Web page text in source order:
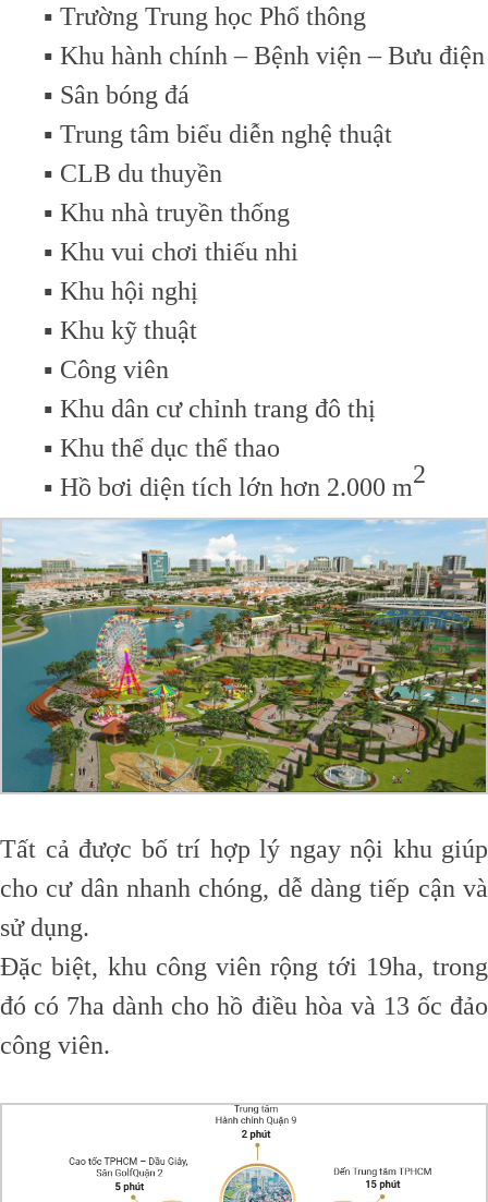
▪️ Trường Trung học Phổ thông
▪️ Khu hành chính – Bệnh viện – Bưu điện
▪️ Sân bóng đá
▪️ Trung tâm biểu diễn nghệ thuật
▪️ CLB du thuyền
▪️ Khu nhà truyền thống
▪️ Khu vui chơi thiếu nhi
▪️ Khu hội nghị
▪️ Khu kỹ thuật
▪️ Công viên
▪️ Khu dân cư chỉnh trang đô thị
▪️ Khu thể dục thể thao
▪️ Hồ bơi diện tích lớn hơn 2.000 m2
Tất cả được bố trí hợp lý ngay nội khu giúp
cho cư dân nhanh chóng, dễ dàng tiếp cận và
sử dụng.
Đặc biệt, khu công viên rộng tới 19ha, trong
đó có 7ha dành cho hồ điều hòa và 13 ốc đảo
công viên.